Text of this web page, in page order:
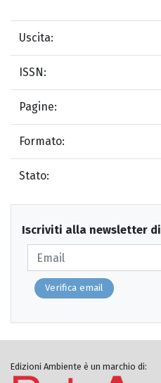
Uscita:
ISSN:
Pagine:
Formato:
Stato:
Iscriviti alla newsletter di
Verifica email
Edizioni Ambiente è un marchio di: